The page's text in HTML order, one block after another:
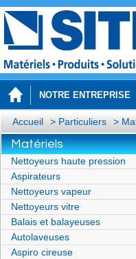
NOTRE ENTREPRISE
Accueil > Particuliers >
Matériels
Nettoyeurs haute pression
Aspirateurs
Nettoyeurs vapeur
Nettoyeurs vitre
Balais et balayeuses
Autolaveuses
Aspiro cireuse